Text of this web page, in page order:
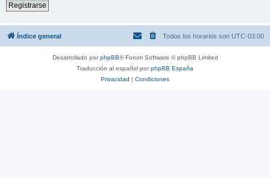
Registrarse
Índice general Todos los horarios son UTC-03:00
Desarrollado porphpBB® Forum Software © phpBB Limited
Traducción al español porphpBB España
Privacidad | Condiciones